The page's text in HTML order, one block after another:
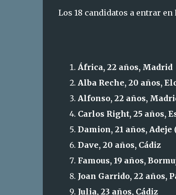
Los 18 candidatos a entrar
África, 22 años, Madrid
Alba Reche, 20 años,
Alfonso, 22 años,
Carlos Right, 25 años,
Damion, 21 años,
Dave, 20 años, Cádiz
Famous, 19 años,
Joan Garrido, 22 años,
Julia, 23 años, Cádiz